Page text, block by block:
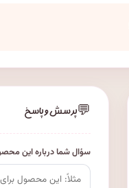
💬پرسش و پاسخ
سؤال شما درباره این